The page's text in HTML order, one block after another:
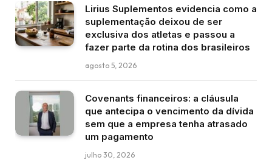
Lirius Suplementos evidencia como a
suplementação deixou de ser
exclusiva dos atletas e passou a
fazer parte da rotina dos brasileiros
agosto 5, 2026
Covenants financeiros: a cláusula
que antecipa o vencimento da dívida
sem que a empresa tenha atrasado
um pagamento
julho 30, 2026